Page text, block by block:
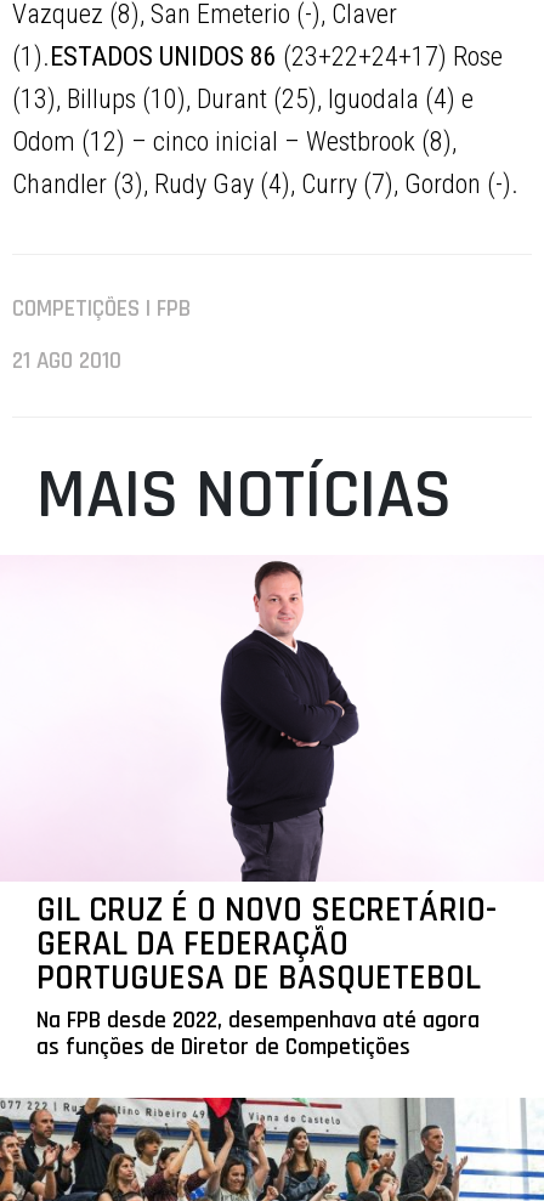
Vazquez (8), San Emeterio (-), Claver
(1). ESTADOS UNIDOS 86 (23+22+24+17) Rose
(13), Billups (10), Durant (25), Iguodala (4) e
Odom (12) – cinco inicial – Westbrook (8),
Chandler (3), Rudy Gay (4), Curry (7), Gordon (-).
COMPETIÇÕES | FPB
21 AGO 2010
MAIS NOTÍCIAS
GIL CRUZ É O NOVO SECRETÁRIO-
GERAL DA FEDERAÇÃO
PORTUGUESA DE BASQUETEBOL
Na FPB desde 2022, desempenhava até agora
as funções de Diretor de Competições